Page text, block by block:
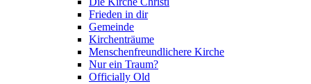
Frieden in dir
Gemeinde
Kirchenträume
Menschenfreundlichere Kirche
Nur ein Traum?
Officially Old